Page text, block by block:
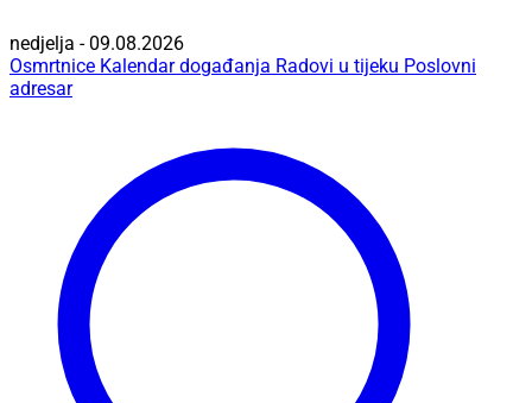
nedjelja - 09.08.2026
Osmrtnice Kalendar događanja Radovi u tijeku Poslovni
adresar